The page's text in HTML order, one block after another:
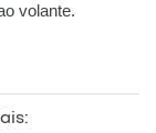
volante.